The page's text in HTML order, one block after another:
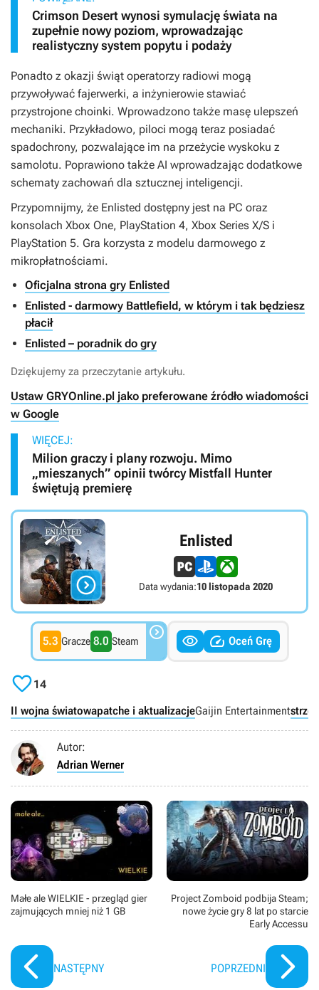
Crimson Desert wynosi symulację świata na
zupełnie nowy poziom, wprowadzając
realistyczny system popytu i podaży
Ponadto z okazji świąt operatorzy radiowi mogą
przywoływać fajerwerki, a inżynierowie stawiać
przystrojone choinki. Wprowadzono także masę ulepszeń
mechaniki. Przykładowo, piloci mogą teraz posiadać
spadochrony, pozwalające im na przeżycie wyskoku z
samolotu. Poprawiono także AI wprowadzając dodatkowe
schematy zachowań dla sztucznej inteligencji.
Przypomnijmy, że Enlisted dostępny jest na PC oraz
konsolach Xbox One, PlayStation 4, Xbox Series X/S i
PlayStation 5. Gra korzysta z modelu darmowego z
mikropłatnościami.
Oficjalna strona gry Enlisted
Enlisted - darmowy Battlefield, w którym i tak będziesz
płacił
Enlisted – poradnik do gry
Dziękujemy za przeczytanie artykułu.
Ustaw GRYOnline.pl jako preferowane źródło wiadomości
w Google
WIĘCEJ:
Milion graczy i plany rozwoju. Mimo
„mieszanych” opinii twórcy Mistfall Hunter
świętują premierę

Enlisted
Data wydania:10 listopada 2020
5.3 Gracze 8.0 Steam    Oceń Grę
14
II wojna światowapatche i aktualizacjeGaijin Entertainment
Autor:
Adrian Werner
Małe ale WIELKIE - przegląd gier
zajmujących mniej niż 1 GB
NASTĘPNY
Project Zomboid podbija Steam;
nowe życie gry 8 lat po starcie
Early Accessu
POPRZEDNI